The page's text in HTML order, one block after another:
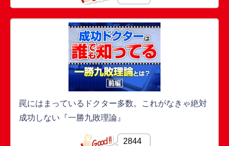
罠にはまっているドクター多数。これがなきゃ絶対
成功しない『一勝九敗理論』
2844